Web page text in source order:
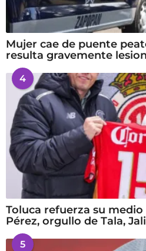
Mujer cae de puente
resulta gravemente
4
Toluca refuerza su
Pérez, orgullo de Tala,
5